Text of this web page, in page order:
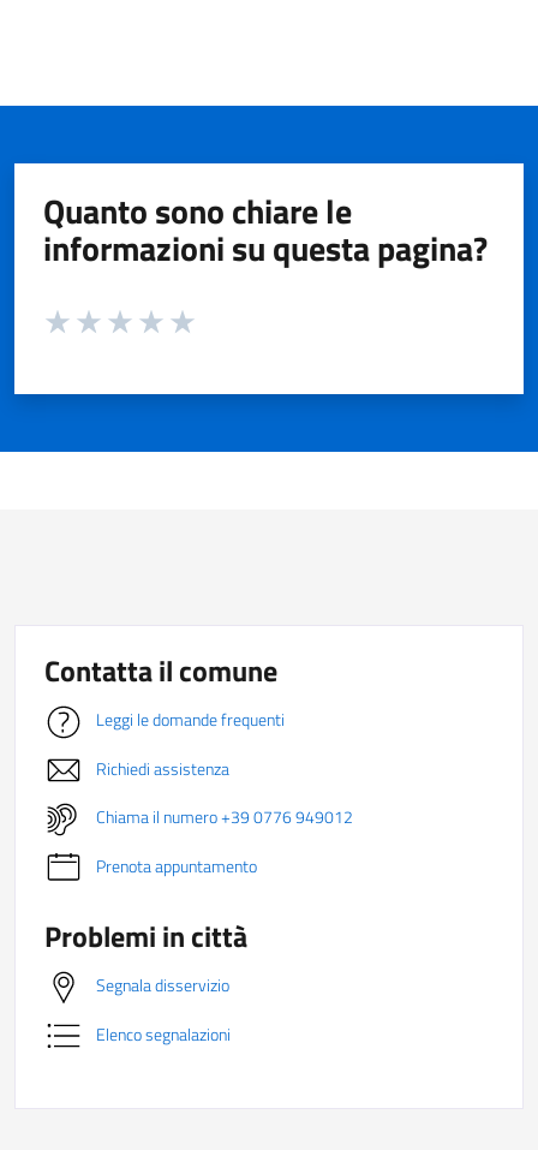
Quanto sono chiare le
informazioni su questa pagina?
Valuta da 1 a 5 stelle la pagina
Contatta il comune
Leggi le domande frequenti
Richiedi assistenza
Chiama il numero +39 0776 949012
Prenota appuntamento
Problemi in città
Segnala disservizio
Elenco segnalazioni